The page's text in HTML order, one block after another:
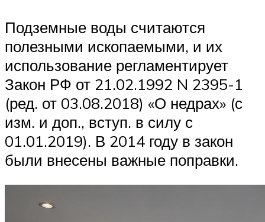
Подземные воды считаются
полезными ископаемыми, и их
использование регламентирует
Закон РФ от 21.02.1992 N 2395-1
(ред. от 03.08.2018) «О недрах» (с
изм. и доп., вступ. в силу с
01.01.2019). В 2014 году в закон
были внесены важные поправки.